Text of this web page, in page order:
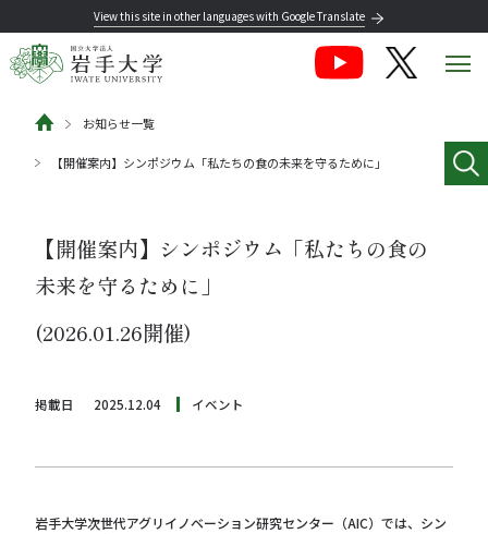
View this site in other languages with Google Translate
お知らせ一覧
【開催案内】シンポジウム「私たちの食の未来を守るために」
【開催案内】シンポジウム「私たちの食の
未来を守るために」
(2026.01.26開催)
掲載日 2025.12.04 イベント
岩手大学次世代アグリイノベーション研究センター（AIC）では、シン